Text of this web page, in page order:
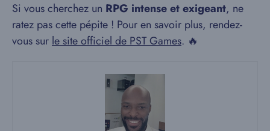
Si vous cherchez un RPG intense et exigeant, ne
ratez pas cette pépite ! Pour en savoir plus, rendez-
vous sur le site officiel de PST Games. 🔥